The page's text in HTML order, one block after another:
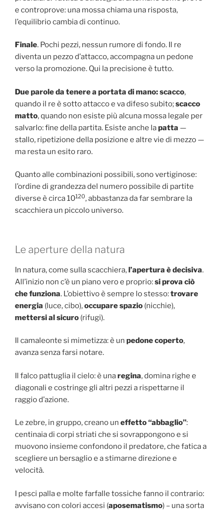
e controprove: una mossa chiama una risposta,
l’equilibrio cambia di continuo.
Finale. Pochi pezzi, nessun rumore di fondo. Il re
diventa un pezzo d’attacco, accompagna un pedone
verso la promozione. Qui la precisione è tutto.
Due parole da tenere a portata di mano: scacco,
quando il re è sotto attacco e va difeso subito;scacco
matto, quando non esiste più alcuna mossa legale per
salvarlo: fine della partita. Esiste anche lapatta —
stallo, ripetizione della posizione e altre vie di mezzo —
ma resta un esito raro.
Quanto alle combinazioni possibili, sono vertiginose:
l’ordine di grandezza del numero possibile di partite
diverse è circa 10120, abbastanza da far sembrare la
scacchiera un piccolo universo.
Le aperture della natura
In natura, come sulla scacchiera,l’apertura è decisiva.
All’inizio non c’è un piano vero e proprio:si prova ciò
che funziona. L’obiettivo è sempre lo stesso:trovare
energia (luce, cibo),occupare spazio (nicchie),
mettersi al sicuro (rifugi).
Il camaleonte si mimetizza: è un pedone coperto,
avanza senza farsi notare.
Il falco pattuglia il cielo: è unaregina, domina righe e
diagonali e costringe gli altri pezzi a rispettarne il
raggio d’azione.
Le zebre, in gruppo, creano un effetto “abbaglio”:
centinaia di corpi striati che si sovrappongono e si
muovono insieme confondono il predatore, che fatica a
scegliere un bersaglio e a stimarne direzione e
velocità.
I pesci palla e molte farfalle tossiche fanno il contrario:
avvisano con colori accesi (aposematismo) – una sorta